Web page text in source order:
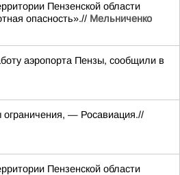
Пензенской области
опасность».// Мельниченко
аэропорта Пензы, сообщили в
ограничения, — Росавиация.//
Пензенской области